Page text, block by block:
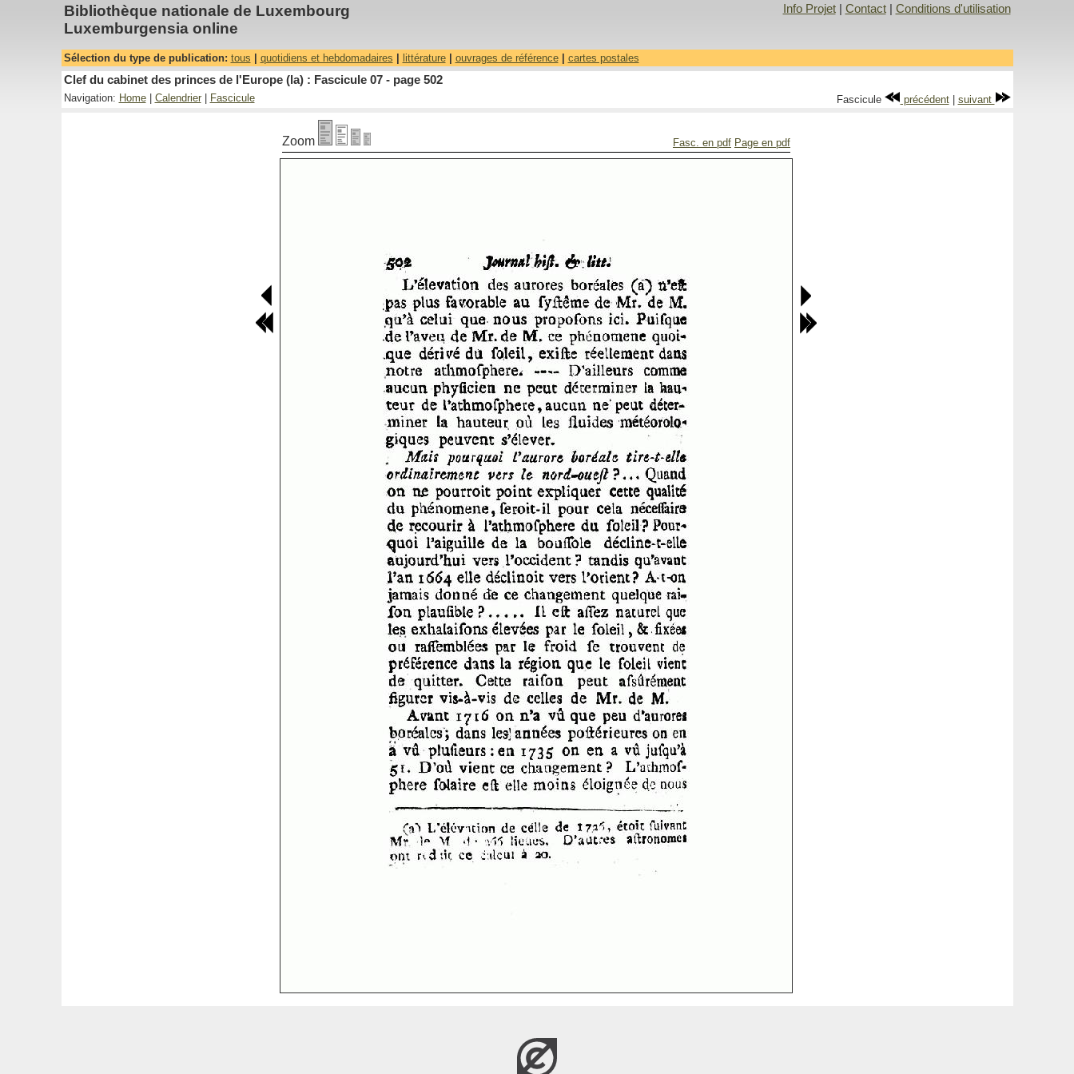
Bibliothèque nationale de Luxembourg
Luxemburgensia online
Info Projet| Contact| Conditions d'utilisation
Sélection du type de publication: tous quotidiens et hebdomadaires littérature| ouvrages de référence| cartes postales
Clef du cabinet des princes de l'Europe (la) : Fascicule 07 - page 502
Navigation: Home| Calendrier| Fascicule Fascicule précédent| suivant
Zoom Fasc. en pdf Page en pdf